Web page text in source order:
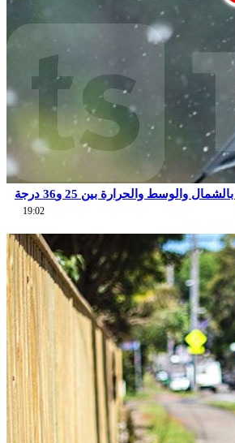
والوسط والحرارة بين 25 و36 درجة
19:02